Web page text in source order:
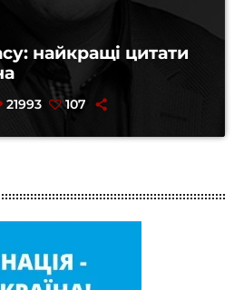
найкращі цитати
21993 107